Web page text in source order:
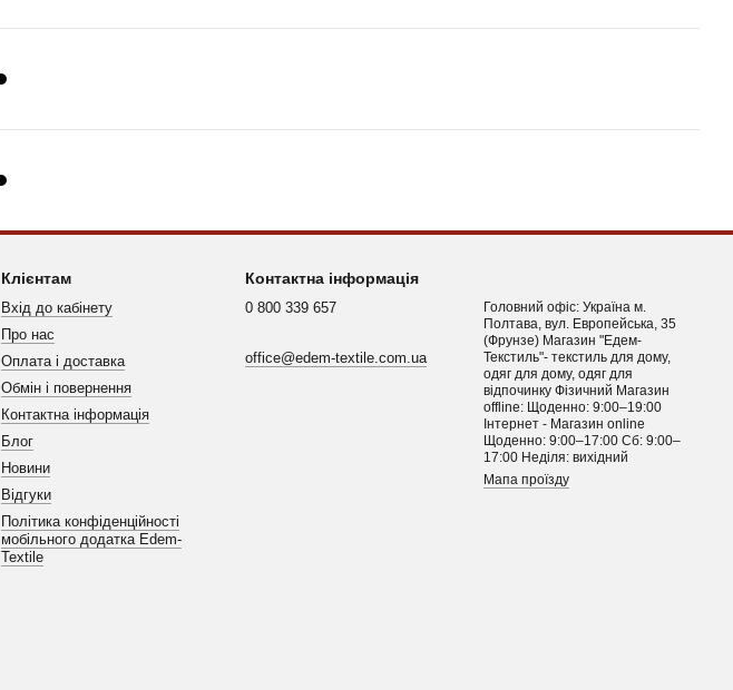
Клієнтам
Вхід до кабінету
Про нас
Оплата і доставка
Обмін і повернення
Контактна інформація
Блог
Новини
Відгуки
Політика конфіденційності
мобільного додатка Edem-
Textile
Контактна інформація
0 800 339 657
office@edem-textile.com.ua
Головний офіс: Україна м.
Полтава, вул. Европейська, 35
(Фрунзе) Магазин "Едем-
Текстиль"- текстиль для дому,
одяг для дому, одяг для
відпочинку Фізичний Магазин
offline: Щоденно: 9:00–19:00
Інтернет - Магазин online
Щоденно: 9:00–17:00 Сб: 9:00–
17:00 Неділя: вихідний
Мапа проїзду